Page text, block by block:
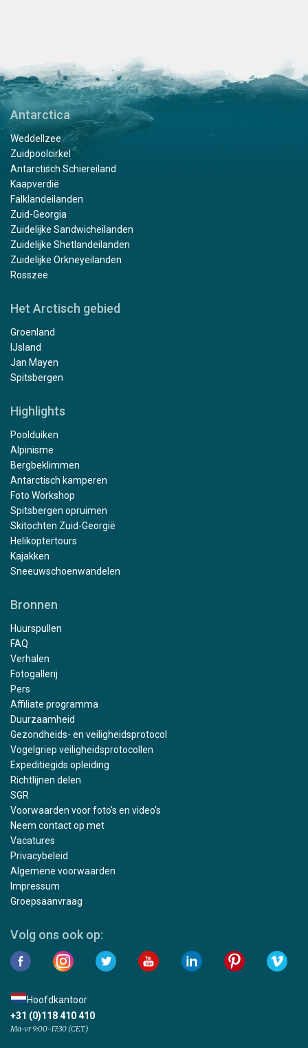
Antarctica
Weddellzee
Zuidpoolcirkel
Antarctisch Schiereiland
Kaapverdië
Falklandeilanden
Zuid-Georgia
Zuidelijke Sandwicheilanden
Zuidelijke Shetlandeilanden
Zuidelijke Orkneyeilanden
Rosszee
Het Arctisch gebied
Groenland
IJsland
Jan Mayen
Spitsbergen
Highlights
Poolduiken
Alpinisme
Bergbeklimmen
Antarctisch kamperen
Foto Workshop
Spitsbergen opruimen
Skitochten Zuid-Georgië
Helikoptertours
Kajakken
Sneeuwschoenwandelen
Bronnen
Huurspullen
FAQ
Verhalen
Fotogallerij
Pers
Affiliate programma
Duurzaamheid
Gezondheids- en veiligheidsprotocol
Vogelgriep veiligheidsprotocollen
Expeditiegids opleiding
Richtlijnen delen
SGR
Voorwaarden voor foto's en video's
Neem contact op met
Vacatures
Privacybeleid
Algemene voorwaarden
Impressum
Groepsaanvraag
Volg ons ook op:
Hoofdkantoor
+31 (0)118 410 410
Ma-vr 9:00-17:30 (CET)